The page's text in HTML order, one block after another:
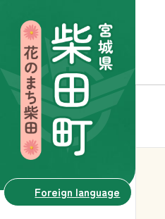
Foreign language